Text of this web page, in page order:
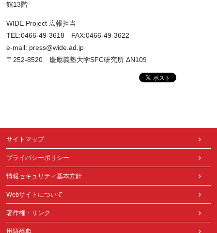
館13階
WIDE Project 広報担当
TEL:0466-49-3618 FAX:0466-49-3622
e-mail: press@wide.ad.jp
〒252-8520 慶應義塾大学SFC研究所 ΔN109
サイトマップ
プライバシーポリシー
情報セキュリティ基本方針
Webサイトについて
著作権・リンク
用語辞典